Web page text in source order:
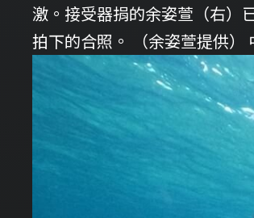
激。接受器捐的余姿萱（右）
拍下的合照。 （余姿萱提供